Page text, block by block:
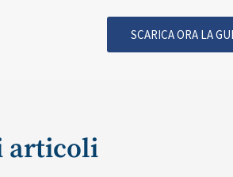
SCARICA ORA LA
articoli